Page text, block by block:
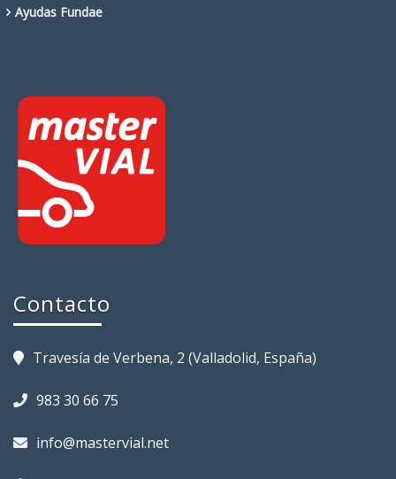
Ayudas Fundae
Contacto
Travesía de Verbena, 2 (Valladolid, España)
983 30 66 75
info@mastervial.net